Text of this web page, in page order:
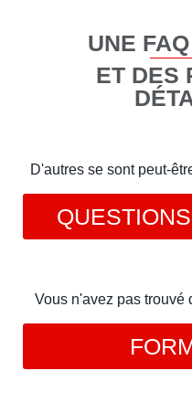
UNE
ET DES
D'autres se sont peut-
Vous n'avez pas trouvé